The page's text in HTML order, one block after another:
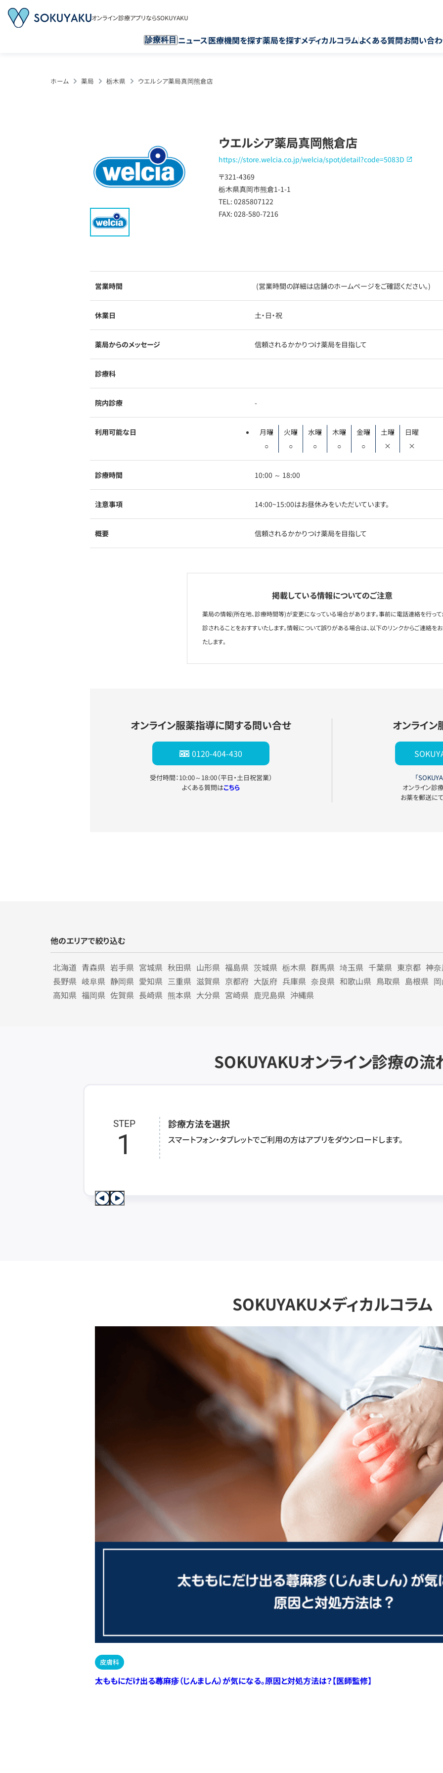
オンライン診療アプリならSOKUYAKU
診療科目 ニュース医療機関を探す薬局を探すメディカルコラムよくある質問お問い合
ホーム 薬局 栃木県 ウエルシア薬局真岡熊倉店
ウエルシア薬局真岡熊倉店
https://store.welcia.co.jp/welcia/spot/detail?code=5083D
〒321-4369
栃木県真岡市熊倉1-1-1
TEL: 0285807122
FAX: 028-580-7216
営業時間 (営業時間の詳細は店舗のホームページをご確認ください。)
休業日 土・日・祝
薬局からのメッセージ 信頼されるかかりつけ薬局を目指して
診療科
院内診療 -
利用可能な日
月曜
○
火曜
○
水曜
○
木曜
○
金曜
○
土曜
×
日曜
×
診療時間 10:00 ～ 18:00
注意事項 14:00~15:00はお昼休みをいただいています。
概要 信頼されるかかりつけ薬局を目指して
掲載している情報についてのご注意
薬局の情報(所在地、診療時間等)が変更になっている場合があります。事前に電話連絡を行っ
診されることをおすすいたします。情報について誤りがある場合は、以下のリンクからご連絡を
たします。
オンライン服薬指導に関する問い合せ
0120-404-430
受付時間：10:00～18:00（平日・土日祝営業）
よくある質問はこちら
オンライ
「
オンライン診
お薬を郵送に
他のエリアで絞り込む
北海道 青森県 岩手県 宮城県 秋田県 山形県 福島県 茨城県 栃木県 群馬県 埼玉県 千葉県 東京都 神
長野県 岐阜県 静岡県 愛知県 三重県 滋賀県 京都府 大阪府 兵庫県 奈良県 和歌山県 鳥取県 島根県
高知県 福岡県 佐賀県 長崎県 熊本県 大分県 宮崎県 鹿児島県 沖縄県
SOKUYAKUオンライン診療の流
STEP
1
診療方法を選択
スマートフォン・タブレットでご利用の方はアプリをダウンロードします。
SOKUYAKUメディカルコラム
皮膚科
太ももにだけ出る蕁麻疹（じんましん）が気になる。原因と対処方法は？【医師監修】